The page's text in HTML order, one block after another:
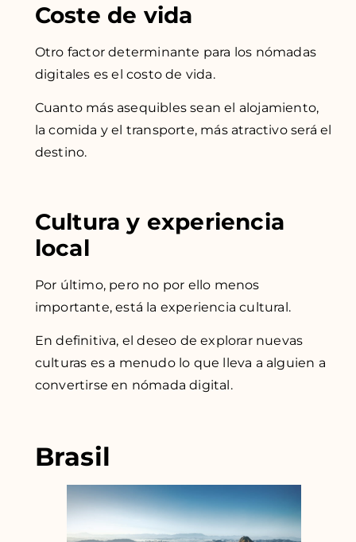
Coste de vida
Otro factor determinante para los nómadas
digitales es el costo de vida.
Cuanto más asequibles sean el alojamiento,
la comida y el transporte, más atractivo será el
destino.
Cultura y experiencia
local
Por último, pero no por ello menos
importante, está la experiencia cultural.
En definitiva, el deseo de explorar nuevas
culturas es a menudo lo que lleva a alguien a
convertirse en nómada digital.
Brasil